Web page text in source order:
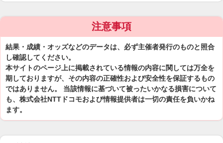
注意事項
結果・成績・オッズなどのデータは、必ず主催者発行のものと照合
し確認してください。
本サイトのページ上に掲載されている情報の内容に関しては万全を
期しておりますが、その内容の正確性および安全性を保証するもの
ではありません。 当該情報に基づいて被ったいかなる損害について
も、株式会社NTTドコモおよび情報提供者は一切の責任を負いかね
ます。